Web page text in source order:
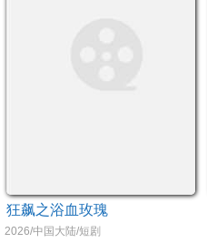
狂飙之浴血玫瑰
2026/中国大陆/短剧